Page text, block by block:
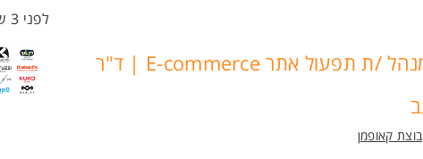
לפני 3 שעות
מנהל /ת תפעול אתר E-commerce | ד"ר
קאופמן